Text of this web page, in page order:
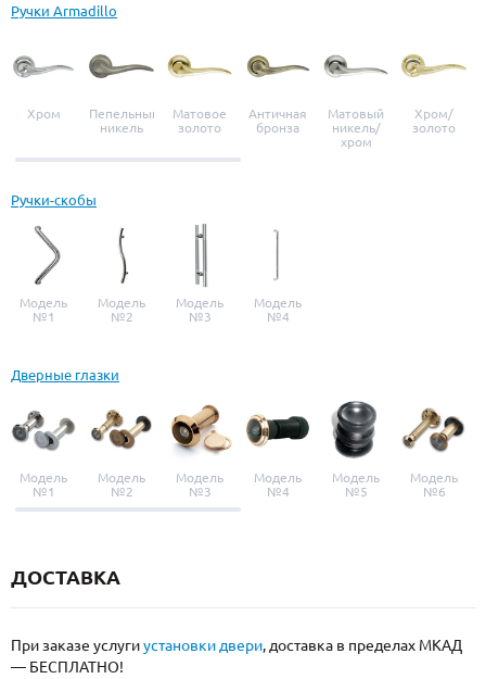
Ручки Armadillo
Хром
Пепельный
никель
Матовое
золото
Античная
бронза
Матовый
никель/
хром
Хром/
золото
Ручки-скобы
Модель
№1
Модель
№2
Модель
№3
Модель
№4
Дверные глазки
Модель
№1
Модель
№2
Модель
№3
Модель
№4
Модель
№5
Модель
№6
ДОСТАВКА
При заказе услугиустановки двери, доставка в пределах МКАД
— БЕСПЛАТНО!